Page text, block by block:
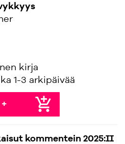
kirja
1-3 arkipäivää
+ add_shopping_cart
kommentein 2025:II